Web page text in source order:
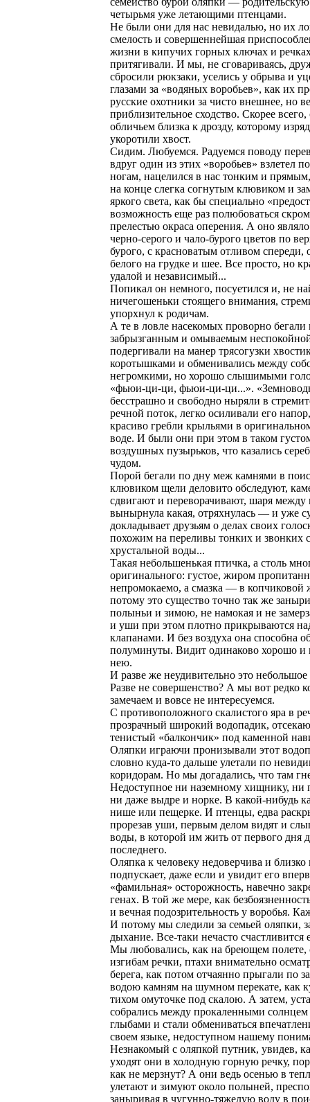
четырьмя уже летающими птенцами.
Не были они для нас невидалью, но их
смелость и совершеннейшая
жизни в кипучих горных ключах и
притягивали. И мы, не сговариваясь,
сбросили рюкзаки, уселись у обрыва и
глазами за «водяных воробьев», как их
русские охотники за чисто внешнее, но
приблизительное сходство. Скорее всего,
обличьем близка к дрозду, которому
укоротили хвост.
Сидим. Любуемся. Радуемся поводу
вдруг один из этих «воробьев» взлетел
ногам, нацелился в нас тонким и
на конце слегка согнутым клювиком и
яркого света, как бы специально
возможность еще раз полюбоваться
прелестью окраса оперения. А оно
черно-серого и чало-бурого цветов по
бурого, с красноватым отливом спереди,
белого на грудке и шее. Все просто, но
удалой и независимый...
Попикал он немного, посуетился и, не
ничегошеньки стоящего внимания,
упорхнул к родичам.
А те в ловле насекомых проворно
забрызганным и омываемым
подергивали на манер трясогузки
коротышками и обменивались между
негромкими, но хорошо слышимыми
«фьюи-ци-ци, фьюи-ци-ци...».
бесстрашно и свободно ныряли в
речной поток, легко осиливали его
красиво гребли крыльями в
воде. И были они при этом в таком
воздушных пузырьков, что казались
чудом.
Порой бегали по дну меж камнями в
клювиком щели деловито обследуют,
сдвигают и переворачивают, шаря
вынырнула какая, отряхнулась — и уже
докладывает друзьям о делах своих
похожим на переливы тонких и звонких
хрустальной воды...
Такая небольшенькая птичка, а столь
оригинального: густое, жиром
непромокаемо, а смазка — в копчиковой
потому это существо точно так же
полыньи и зимою, не намокая и не
и уши при этом плотно прикрываются
клапанами. И без воздуха она способна
полуминуты. Видит одинаково хорошо и
нею.
И разве же неудивительно это небольшое
Разве не совершенство? А мы вот редко
замечаем и вовсе не интересуемся.
С противоположного скалистого яра в
прозрачный широкий водопадик,
тенистый «балкончик» под каменной
Оляпки играючи пронизывали этот
словно куда-то дальше улетали по
коридорам. Но мы догадались, что там
Недоступное ни наземному хищнику, ни
ни даже выдре и норке. В какой-нибудь
нише или пещерке. И птенцы, едва
прорезав уши, первым делом видят и
воды, в которой им жить от первого дня
последнего.
Оляпка к человеку недоверчива и близко
подпускает, даже если и увидит его
«фамильная» осторожность, навечно
генах. В той же мере, как
и вечная подозрительность у воробья.
И потому мы следили за семьей оляпки,
дыхание. Все-таки нечасто счастливится
Мы любовались, как на бреющем полете,
изгибам речки, птахи внимательно
берега, как потом отчаянно прыгали по
водою камням на шумном перекате, как
тихом омуточке под скалою. А затем,
собрались между прокаленными
глыбами и стали обмениваться
своем языке, недоступном нашему
Незнакомый с оляпкой путник, увидев,
уходят они в холодную горную речку,
как не мерзнут? А они ведь осенью в
улетают и зимуют около полыней,
заныривая в чугунно-тяжелую воду в